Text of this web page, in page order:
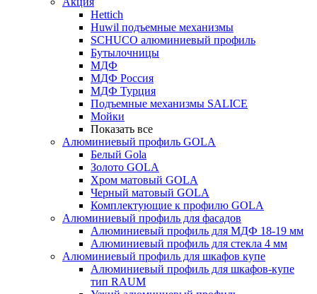
Hettich
Huwil подъемные механизмы
SCHUCO алюминиевый профиль
Бутылочницы
МДФ
МДФ Россия
МДФ Турция
Подъемные механизмы SALICE
Мойки
Показать все
Алюминиевый профиль GOLA
Белый Gola
Золото GOLA
Хром матовый GOLA
Черный матовый GOLA
Комплектующие к профилю GOLA
Алюминиевый профиль для фасадов
Алюминиевый профиль для МДФ 18-19 мм
Алюминиевый профиль для стекла 4 мм
Алюминиевый профиль для шкафов купе
Алюминиевый профиль для шкафов-купе
тип RAUM